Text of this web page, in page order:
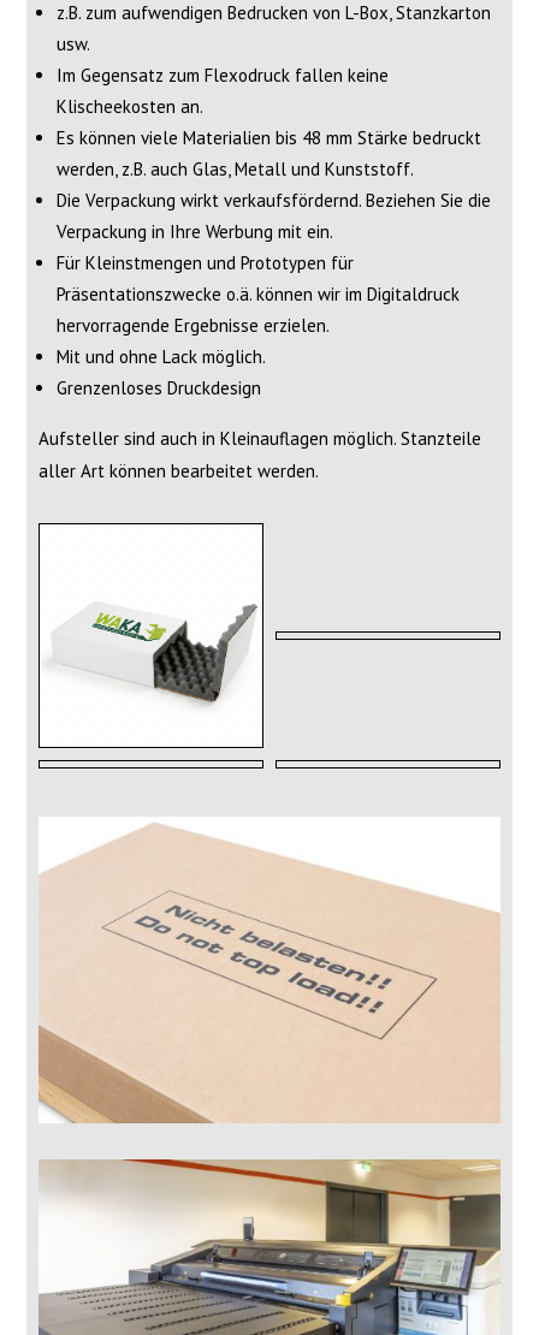
z.B. zum aufwendigen Bedrucken von L-Box, Stanzkarton
usw.
Im Gegensatz zum Flexodruck fallen keine
Klischeekosten an.
Es können viele Materialien bis 48 mm Stärke bedruckt
werden, z.B. auch Glas, Metall und Kunststoff.
Die Verpackung wirkt verkaufsfördernd. Beziehen Sie die
Verpackung in Ihre Werbung mit ein.
Für Kleinstmengen und Prototypen für
Präsentationszwecke o.ä. können wir im Digitaldruck
hervorragende Ergebnisse erzielen.
Mit und ohne Lack möglich.
Grenzenloses Druckdesign
Aufsteller sind auch in Kleinauflagen möglich. Stanzteile
aller Art können bearbeitet werden.